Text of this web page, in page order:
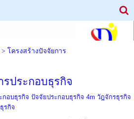
> โครงสร้างปัจจัยการ
รประกอบธุรกิจ
กอบธุรกิจ ปัจจัยประกอบธุรกิจ 4m วัฎจักรธุรกิจ
รกิจ